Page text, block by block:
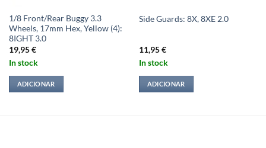
1/8 Front/Rear Buggy 3.3
Wheels, 17mm Hex, Yellow (4):
8IGHT 3.0
19,95€
In stock
ADICIONAR
Side Guards: 8X, 8XE 2.0
11,95€
In stock
ADICIONAR